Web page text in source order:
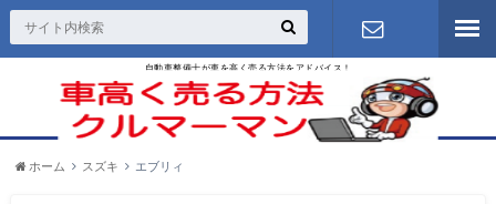
自動車整備士が車を高く売る方法をアドバイス！
お問い合わ
せ
ホーム スズキ エブリィ